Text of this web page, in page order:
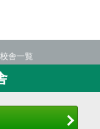
舎一覧